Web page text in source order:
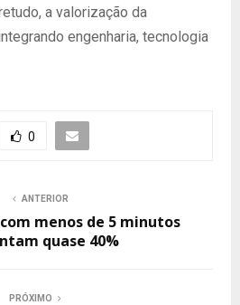
a valorização da
engenharia, tecnologia
0
ANTERIOR
menos de 5 minutos
quase 40%
PRÓXIMO